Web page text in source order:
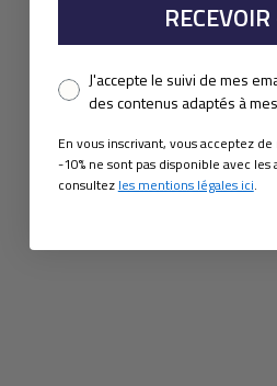
Pixel consent
J'accepte le suivi de mes
des contenus adaptés à
En vous inscrivant, vous acceptez
-10% ne sont pas disponible avec les
consultez les mentions légales ici.